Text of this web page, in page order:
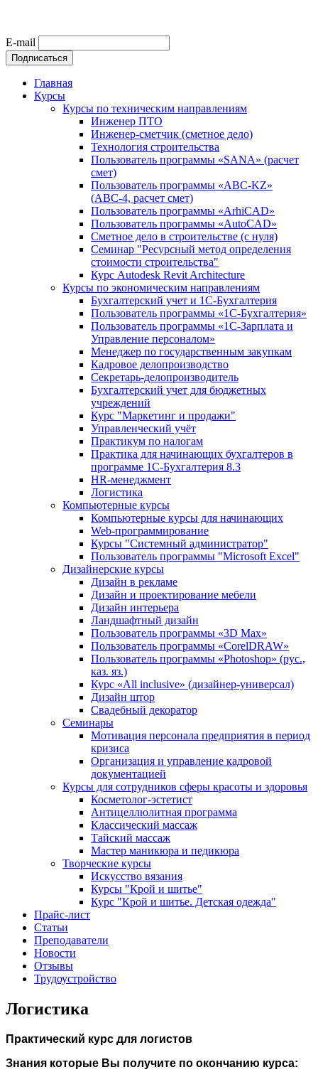
E-mail
Главная
Курсы
Курсы по техническим направлениям
Инженер ПТО
Инженер-сметчик (сметное дело)
Технология строительства
Пользователь программы «SANA» (расчет
смет)
Пользователь программы «ABC-KZ»
(АВС-4, расчет смет)
Пользователь программы «ArhiCAD»
Пользователь программы «AutoCAD»
Сметное дело в строительстве (с нуля)
Семинар "Ресурсный метод определения
стоимости строительства"
Курс Autodesk Revit Architecture
Курсы по экономическим направлениям
Бухгалтерский учет и 1С-Бухгалтерия
Пользователь программы «1С-Бухгалтерия»
Пользователь программы «1С-Зарплата и
Управление персоналом»
Менеджер по государственным закупкам
Кадровое делопроизводство
Секретарь-делопроизводитель
Бухгалтерский учет для бюджетных
учреждений
Курс "Маркетинг и продажи"
Управленческий учёт
Практикум по налогам
Практика для начинающих бухгалтеров в
программе 1С-Бухгалтерия 8.3
HR-менеджмент
Логистика
Компьютерные курсы
Компьютерные курсы для начинающих
Web-программирование
Курсы "Системный администратор"
Пользователь программы "Microsoft Excel"
Дизайнерские курсы
Дизайн в рекламе
Дизайн и проектирование мебели
Дизайн интерьера
Ландшафтный дизайн
Пользователь программы «3D Max»
Пользователь программы «CorelDRAW»
Пользователь программы «Photoshop» (рус.,
каз. яз.)
Курс «All inclusive» (дизайнер-универсал)
Дизайн штор
Свадебный декоратор
Семинары
Мотивация персонала предприятия в период
кризиса
Организация и управление кадровой
документацией
Курсы для сотрудников сферы красоты и здоровья
Косметолог-эстетист
Антицеллюлитная программа
Классический массаж
Тайский массаж
Мастер маникюра и педикюра
Творческие курсы
Искусство вязания
Курсы "Крой и шитье"
Курс "Крой и шитье. Детская одежда"
Прайс-лист
Статьи
Преподаватели
Новости
Отзывы
Трудоустройство
Логистика
Практический курс для логистов
Знания которые Вы получите по окончанию курса: